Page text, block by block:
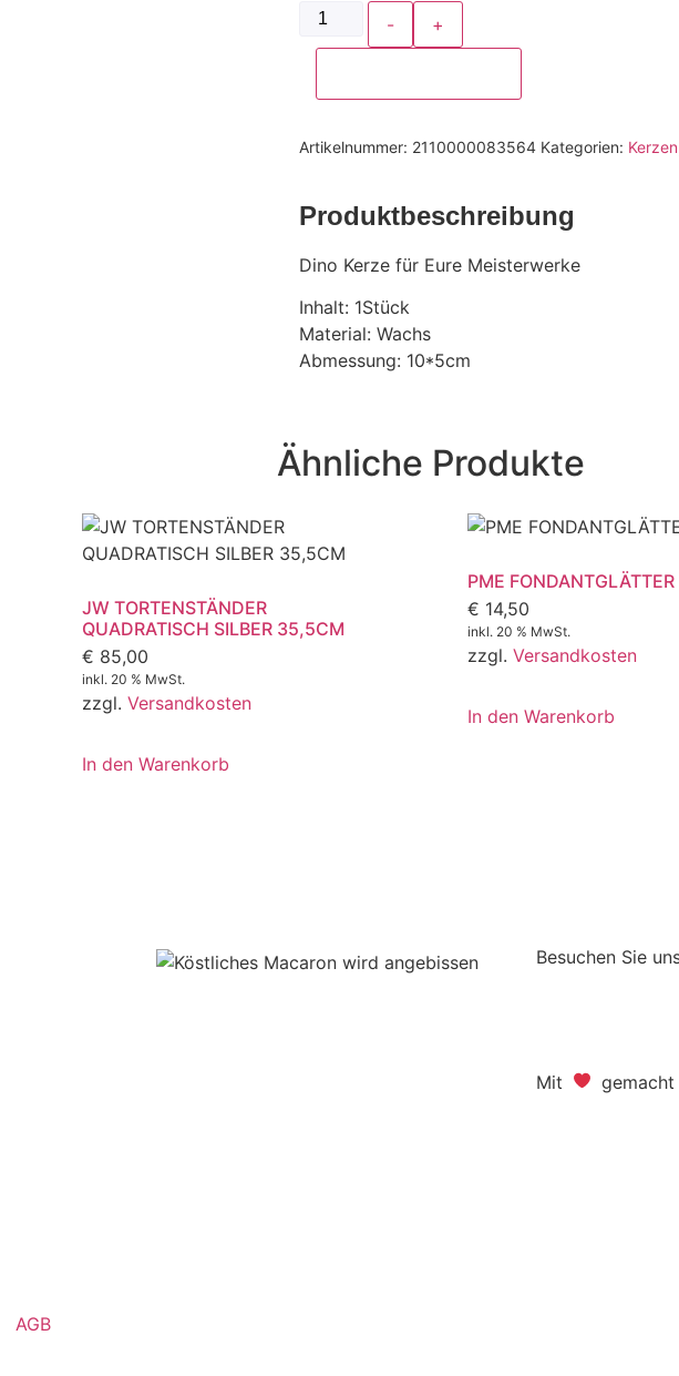
- +
Artikelnummer: 2110000083564 Kategorien: Kerzen
Produktbeschreibung
Dino Kerze für Eure Meisterwerke
Inhalt: 1Stück
Material: Wachs
Abmessung: 10*5cm
Ähnliche Produkte
JW TORTENSTÄNDER
QUADRATISCH SILBER 35,5CM
€ 85,00
inkl. 20 % MwSt.
zzgl.Versandkosten
In den Warenkorb
PME
€ 14,50
inkl. 20 % MwSt.
zzgl. Versandkosten
In den Warenkorb
AGB
Besuchen Sie
Mit